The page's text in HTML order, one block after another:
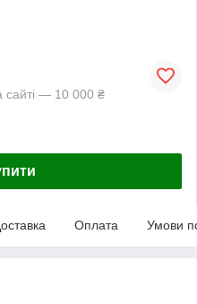
сайті — 10 000 ₴
Оплата Умови